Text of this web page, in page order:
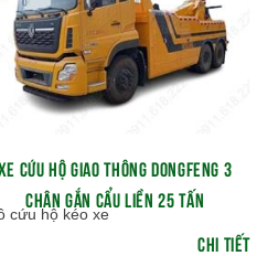
CỨU HỘ GIAO THÔNG DONGFENG 3
CHÂN GẮN CẨU LIỀN 25 TẤN
cứu hộ kéo xe
CHI TIẾT